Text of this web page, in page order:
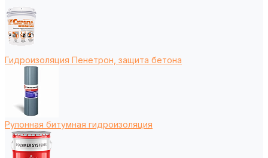
Гидроизоляция Пенетрон, защита бетона
Рулонная битумная гидроизоляция